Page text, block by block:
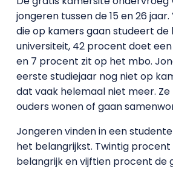
jongeren tussen de 15 en 26
die op kamers gaan studeert de
universiteit, 42 procent doet
en 7 procent zit op het mbo.
eerste studiejaar nog niet op
dat vaak helemaal niet meer. Ze
ouders wonen of gaan
Jongeren vinden in een
het belangrijkst. Twintig
belangrijk en vijftien procent de